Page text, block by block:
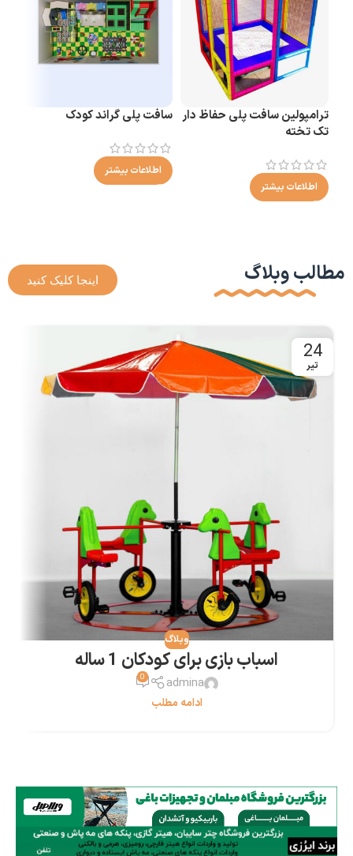
ترامپولین سافت پلی حفاظ دار
تک تخته
اطلاعات بیشتر
سافت پلی گراند کودک
اطلاعات بیشتر
مطالب وبلاگ اینجا کلیک کنید
24
تیر
وبلاگ
اسباب بازی برای کودکان 1 ساله
admina
0
ادامه مطلب